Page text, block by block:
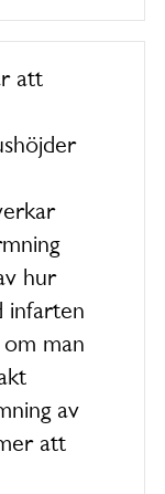
att
hur
infarten
man
av
att